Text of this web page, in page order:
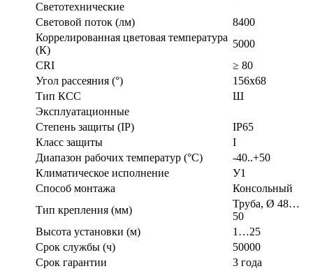
Светотехнические
Световой поток (лм)
8400
Коррелированная цветовая температура
(К)
5000
CRI
≥ 80
Угол рассеяния (°)
156х68
Тип КСС
Ш
Эксплуатационные
Степень защиты (IP)
IP65
Класс защиты
I
Диапазон рабочих температур (°С)
-40..+50
Климатическое исполнение
У1
Способ монтажа
Консольный
Тип крепления (мм)
Труба, Ø 48…
50
Высота установки (м)
1…25
Срок службы (ч)
50000
Срок гарантии
3 года